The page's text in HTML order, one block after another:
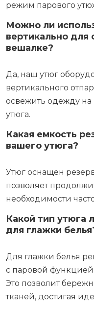
режим парового
Можно ли
вертикально
вешалке?
Да, наш утюг
вертикального
освежить одежду на
утюга.
Какая емкость
вашего утюга?
Утюг оснащен
позволяет
необходимости
Какой тип утюга
для глажки
Для глажки белья
с паровой
Это позволит
тканей, достигая